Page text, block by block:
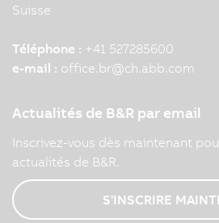
Suisse
Téléphone : +41 527285600
e-mail : office.br@ch.abb.com
Actualités de B&R par email
Inscrivez-vous dès maintenant
actualités de B&R.
S'INSCRIRE